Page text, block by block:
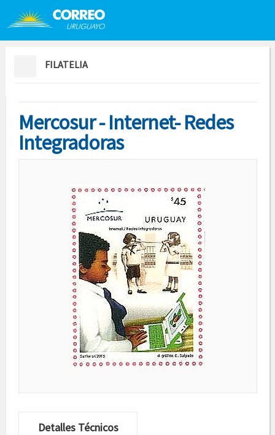
Saltar al contenido
FILATELIA
Mercosur - Internet- Redes
Integradoras
Detalles Técnicos